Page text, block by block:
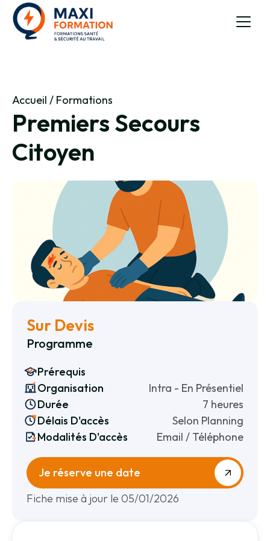
Accueil / Formations
Premiers Secours
Citoyen
Sur Devis
Programme
Prérequis
Organisation
Intra - En Présentiel
Durée
7 heures
Délais D'accès
Selon Planning
Modalités D'accès
Email / Téléphone
Je réserve une date
Fiche mise à jour le 05/01/2026